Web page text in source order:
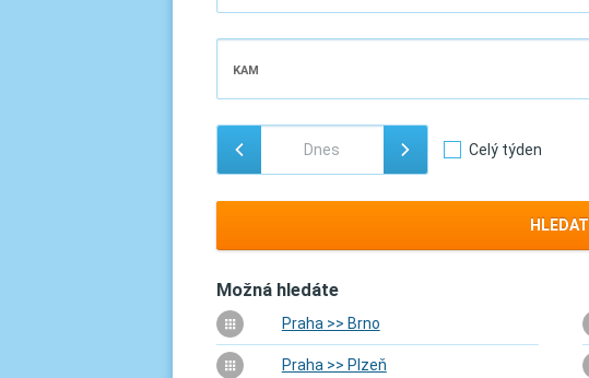
KAM
Celý týden
HLEDAT
Možná hledáte
Praha >> Brno
Praha >> Plzeň